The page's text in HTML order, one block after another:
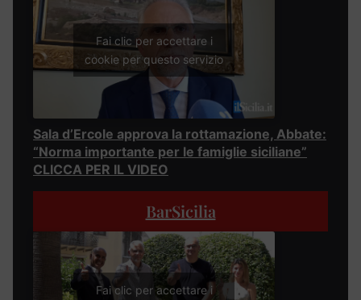
Fai clic per accettare i
cookie per questo servizio
Sala d’Ercole approva la rottamazione, Abbate:
“Norma importante per le famiglie siciliane”
CLICCA PER IL VIDEO
BarSicilia
Fai clic per accettare i